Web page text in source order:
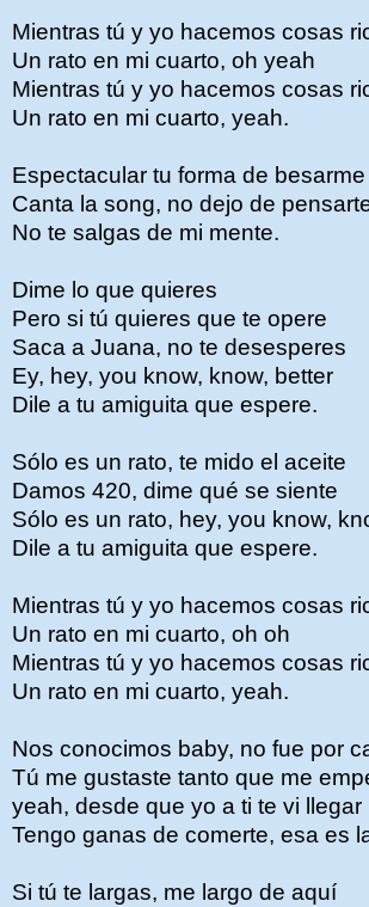
Mientras tú y yo hacemos cosas
Un rato en mi cuarto, oh yeah
Mientras tú y yo hacemos cosas
Un rato en mi cuarto, yeah.
Espectacular tu forma de besarme
Canta la song, no dejo de
No te salgas de mi mente.
Dime lo que quieres
Pero si tú quieres que te opere
Saca a Juana, no te desesperes
Ey, hey, you know, know, better
Dile a tu amiguita que espere.
Sólo es un rato, te mido el aceite
Damos 420, dime qué se siente
Sólo es un rato, hey, you know,
Dile a tu amiguita que espere.
Mientras tú y yo hacemos cosas
Un rato en mi cuarto, oh oh
Mientras tú y yo hacemos cosas
Un rato en mi cuarto, yeah.
Nos conocimos baby, no fue por
Tú me gustaste tanto que me
yeah, desde que yo a ti te vi llegar
Tengo ganas de comerte, esa es
Si tú te largas, me largo de aquí